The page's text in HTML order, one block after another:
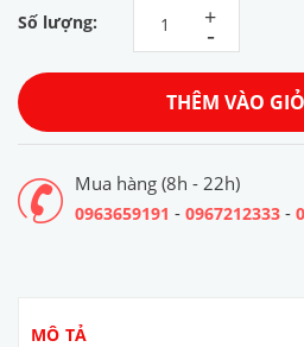
Số lượng: -
+
THÊM VÀO
Mua hàng (8h - 22h)
0963659191 - 0967212333 -
MÔ TẢ